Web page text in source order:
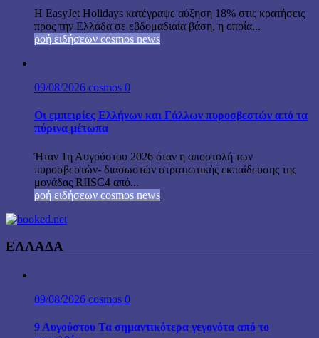
Η EasyJet Holidays κατέγραψε αύξηση 18% στις κρατήσεις
προς την Ελλάδα σε εβδομαδιαία βάση, η οποία...
ροή ειδήσεων cosmos news
09/08/2026 cosmos 0
Οι εμπειρίες Ελλήνων και Γάλλων πυροσβεστών από τα
πύρινα μέτωπα
Ήταν 1η Αυγούστου 2026 όταν η αποστολή των
πυροσβεστών- διασωστών στρατιωτικής εκπαίδευσης της
μονάδας RIISC4 από...
ροή ειδήσεων cosmos news
ΕΛΛΑΔΑ
09/08/2026 cosmos 0
9 Αυγούστου Τα σημαντικότερα γεγονότα από το